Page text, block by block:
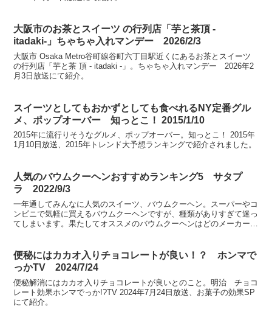
大阪市のお茶とスイーツ の行列店「芋と茶頂 -
itadaki-」ちゃちゃ入れマンデー 2026/2/3
大阪市 Osaka Metro谷町線谷町六丁目駅近くにあるお茶とスイーツ
の行列店「芋と茶 頂 - itadaki -」。ちゃちゃ入れマンデー 2026年2
月3日放送にて紹介。
スイーツとしてもおかずとしても食べれるNY定番グル
メ、ポップオーバー 知っとこ！ 2015/1/10
2015年に流行りそうなグルメ、ポップオーバー。知っとこ！ 2015年
1月10日放送、2015年トレンド大予想ランキングで紹介されました。
人気のバウムクーヘンおすすめランキング5 サタプ
ラ 2022/9/3
一年通してみんなに人気のスイーツ、バウムクーヘン。スーパーやコ
ンビニで気軽に買えるバウムクーヘンですが、種類がありすぎて迷っ
てしまいます。果たしてオススメのバウムクーヘンはどのメーカーの
便秘にはカカオ入りチョコレートが良い！？ ホンマで
っかTV 2024/7/24
便秘解消にはカカオ入りチョコレートが良いとのこと。明治 チョコ
レート効果ホンマでっか!?TV 2024年7月24日放送、お菓子の効果SP
にて紹介。